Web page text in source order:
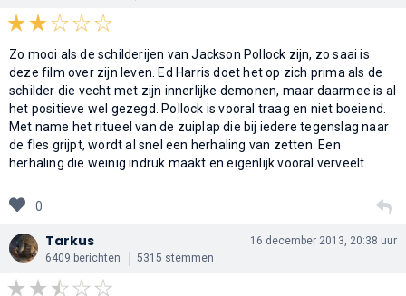
Zo mooi als de schilderijen van Jackson Pollock zijn, zo saai is
deze film over zijn leven. Ed Harris doet het op zich prima als de
schilder die vecht met zijn innerlijke demonen, maar daarmee is al
het positieve wel gezegd. Pollock is vooral traag en niet boeiend.
Met name het ritueel van de zuiplap die bij iedere tegenslag naar
de fles grijpt, wordt al snel een herhaling van zetten. Een
herhaling die weinig indruk maakt en eigenlijk vooral verveelt.
0
Tarkus
6409 berichten 5315 stemmen
16 december 2013, 20:38 uur